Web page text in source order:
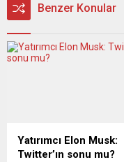
Benzer Konular
Yatırımcı Elon Musk:
Twitter’ın sonu mu?